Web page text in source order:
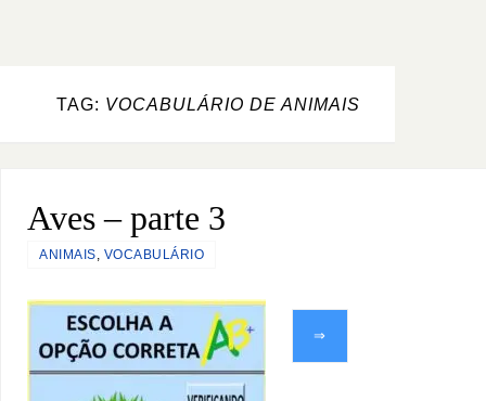
TAG: VOCABULÁRIO DE ANIMAIS
Aves – parte 3
ANIMAIS, VOCABULÁRIO
⇒